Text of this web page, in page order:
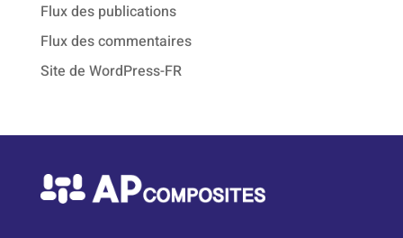
Flux des publications
Flux des commentaires
Site de WordPress-FR